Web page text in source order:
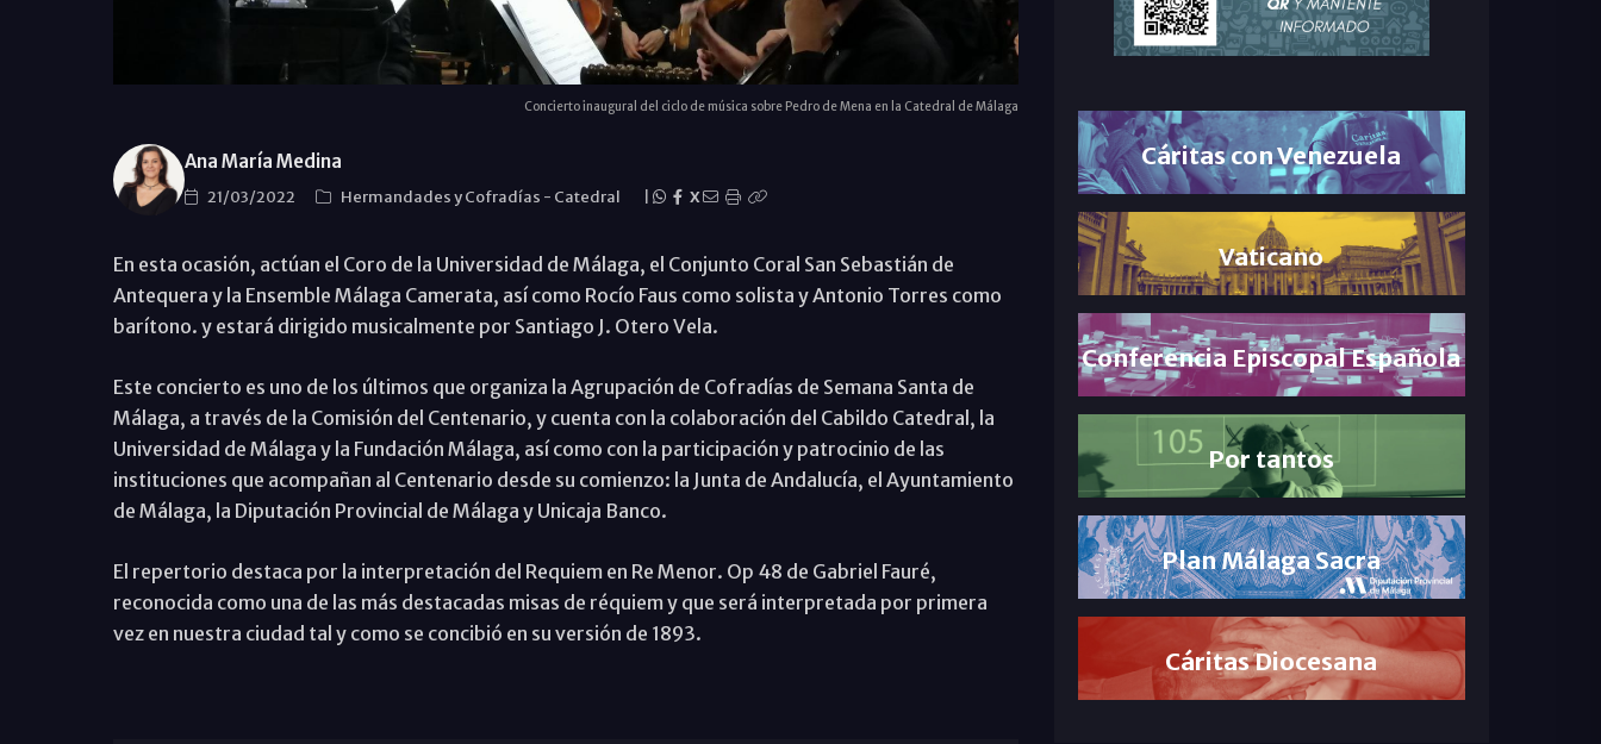
Concierto inaugural del ciclo de música sobre Pedro de Mena en la Catedral de Málaga
Ana María Medina
21/03/2022 Hermandades y Cofradías - Catedral X
En esta ocasión, actúan el Coro de la Universidad de Málaga, el Conjunto Coral San Sebastián de
Antequera y la Ensemble Málaga Camerata, así como Rocío Faus como solista y Antonio Torres como
barítono. y estará dirigido musicalmente por Santiago J. Otero Vela.
Este concierto es uno de los últimos que organiza la Agrupación de Cofradías de Semana Santa de
Málaga, a través de la Comisión del Centenario, y cuenta con la colaboración del Cabildo Catedral, la
Universidad de Málaga y la Fundación Málaga, así como con la participación y patrocinio de las
instituciones que acompañan al Centenario desde su comienzo: la Junta de Andalucía, el Ayuntamiento
de Málaga, la Diputación Provincial de Málaga y Unicaja Banco.
El repertorio destaca por la interpretación del Requiem en Re Menor. Op 48 de Gabriel Fauré,
reconocida como una de las más destacadas misas de réquiem y que será interpretada por primera
vez en nuestra ciudad tal y como se concibió en su versión de 1893.
Cáritas con Venezuela
Vaticano
Conferencia Episcopal Española
Por tantos
Plan Málaga Sacra
Cáritas Diocesana